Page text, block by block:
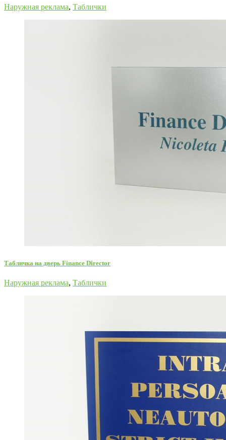
Наружная реклама, Таблички
Табличка на дверь Finance Director
Наружная реклама, Таблички